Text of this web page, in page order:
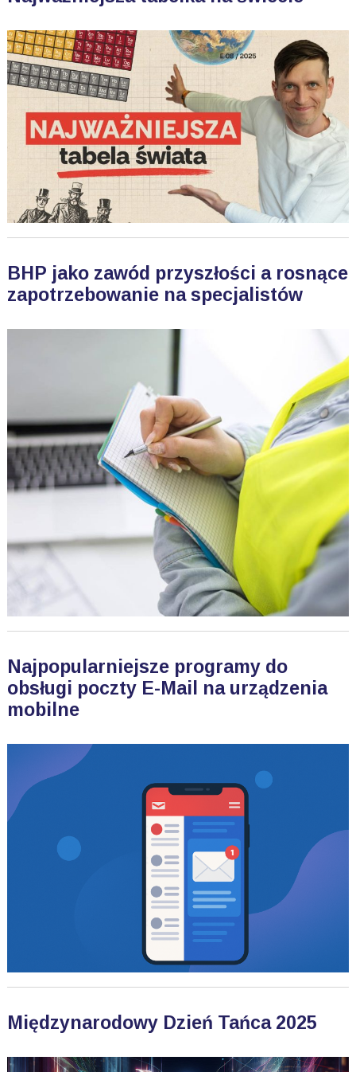
BHP jako zawód przyszłości a rosnące
zapotrzebowanie na specjalistów
Najpopularniejsze programy do
obsługi poczty E-Mail na urządzenia
mobilne
Międzynarodowy Dzień Tańca 2025